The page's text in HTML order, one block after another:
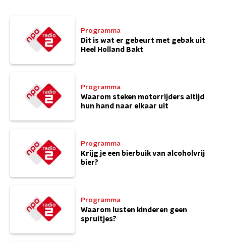
Programma
Dit is wat er gebeurt met gebak uit
Heel Holland Bakt
Programma
Waarom steken motorrijders altijd
hun hand naar elkaar uit
Programma
Krijg je een bierbuik van alcoholvrij
bier?
Programma
Waarom lusten kinderen geen
spruitjes?